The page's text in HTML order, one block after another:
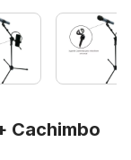
Cachimbo